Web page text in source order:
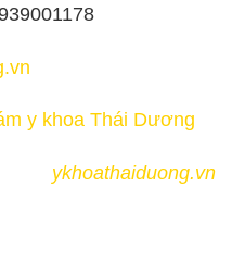
y khoa Thái Dương
ykhoathaiduong.vn